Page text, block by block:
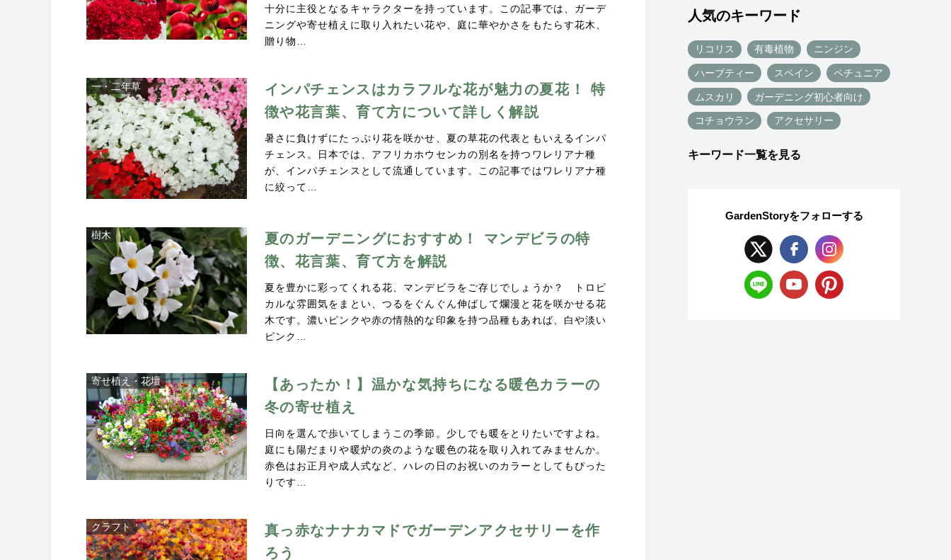
十分に主役となるキャラクターを持っています。この記事では、ガーデ
ニングや寄せ植えに取り入れたい花や、庭に華やかさをもたらす花木、
贈り物…
一・二年草
インパチェンスはカラフルな花が魅力の夏花！ 特
徴や花言葉、育て方について詳しく解説
暑さに負けずにたっぷり花を咲かせ、夏の草花の代表ともいえるインパ
チェンス。日本では、アフリカホウセンカの別名を持つワレリアナ種
が、インパチェンスとして流通しています。この記事ではワレリアナ種
に絞って…
樹木
夏のガーデニングにおすすめ！ マンデビラの特
徴、花言葉、育て方を解説
夏を豊かに彩ってくれる花、マンデビラをご存じでしょうか？ トロピ
カルな雰囲気をまとい、つるをぐんぐん伸ばして爛漫と花を咲かせる花
木です。濃いピンクや赤の情熱的な印象を持つ品種もあれば、白や淡い
ピンク…
寄せ植え・花壇
【あったか！】温かな気持ちになる暖色カラーの
冬の寄せ植え
日向を選んで歩いてしまうこの季節。少しでも暖をとりたいですよね。
庭にも陽だまりや暖炉の炎のような暖色の花を取り入れてみませんか。
赤色はお正月や成人式など、ハレの日のお祝いのカラーとしてもぴった
りです…
クラフト
真っ赤なナナカマドでガーデンアクセサリーを作
ろう
人気のキーワード
リコリス 有毒植物 ニンジン
ハーブティー スペイン ペチュニア
ムスカリ ガーデニング初心者向け
コチョウラン アクセサリー
キーワード一覧を見る
GardenStoryをフォローする